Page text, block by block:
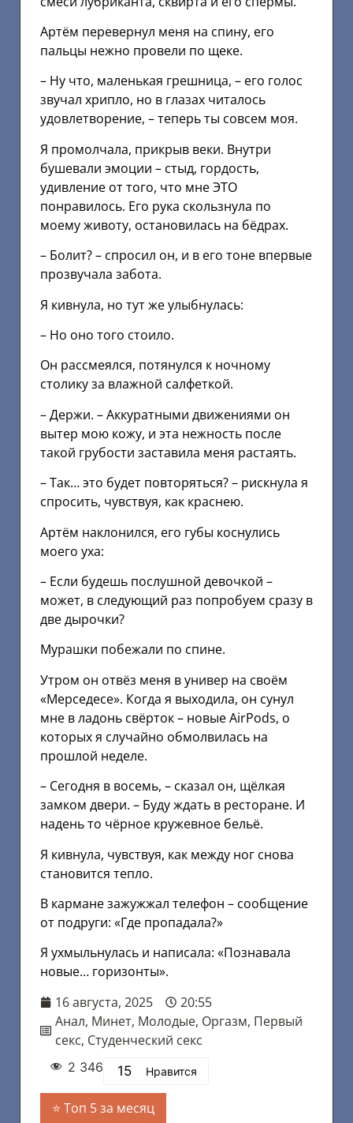
Артём перевернул меня на спину, его
пальцы нежно провели по щеке.
– Ну что, маленькая грешница, – его голос
звучал хрипло, но в глазах читалось
удовлетворение, – теперь ты совсем моя.
Я промолчала, прикрыв веки. Внутри
бушевали эмоции – стыд, гордость,
удивление от того, что мне ЭТО
понравилось. Его рука скользнула по
моему животу, остановилась на бёдрах.
– Болит? – спросил он, и в его тоне впервые
прозвучала забота.
Я кивнула, но тут же улыбнулась:
– Но оно того стоило.
Он рассмеялся, потянулся к ночному
столику за влажной салфеткой.
– Держи. – Аккуратными движениями он
вытер мою кожу, и эта нежность после
такой грубости заставила меня растаять.
– Так… это будет повторяться? – рискнула я
спросить, чувствуя, как краснею.
Артём наклонился, его губы коснулись
моего уха:
– Если будешь послушной девочкой –
может, в следующий раз попробуем сразу в
две дырочки?
Мурашки побежали по спине.
Утром он отвёз меня в универ на своём
«Мерседесе». Когда я выходила, он сунул
мне в ладонь свёрток – новые AirPods, о
которых я случайно обмолвилась на
прошлой неделе.
– Сегодня в восемь, – сказал он, щёлкая
замком двери. – Буду ждать в ресторане. И
надень то чёрное кружевное бельё.
Я кивнула, чувствуя, как между ног снова
становится тепло.
В кармане зажужжал телефон – сообщение
от подруги: «Где пропадала?»
Я ухмыльнулась и написала: «Познавала
новые… горизонты».
16 августа, 2025
20:55
Анал, Минет, Молодые, Оргазм, Первый
секс, Студенческий секс
2 346 15 Нравится
Топ 5 за месяц